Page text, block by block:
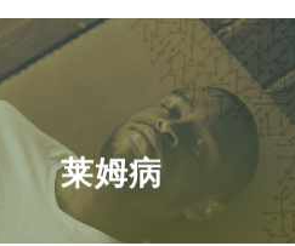
莱姆病